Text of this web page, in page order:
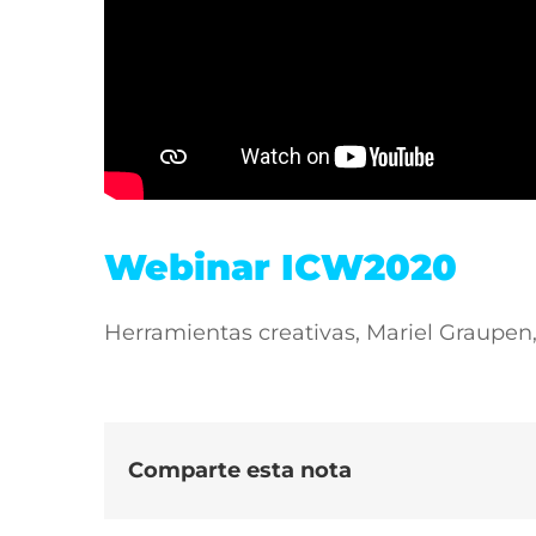
Webinar ICW2020
Herramientas creativas, Mariel
Comparte esta nota